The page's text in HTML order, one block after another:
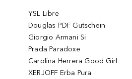
YSL Libre
Douglas PDF Gutschein
Giorgio Armani Si
Prada Paradoxe
Carolina Herrera Good Girl
XERJOFF Erba Pura